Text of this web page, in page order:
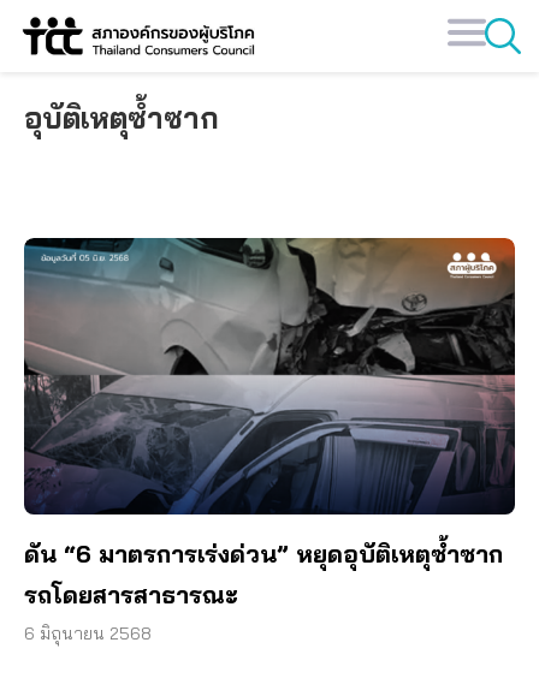
Skip
อุบัติเหตุซ้ำซาก
ดัน “6 มาตรการเร่งด่วน” หยุดอุบัติเหตุซ้ำซาก
รถโดยสารสาธารณะ
6 มิถุนายน 2568